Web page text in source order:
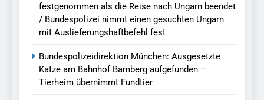
festgenommen als die Reise nach Ungarn beendet
/ Bundespolizei nimmt einen gesuchten Ungarn
mit Auslieferungshaftbefehl fest
Bundespolizeidirektion München: Ausgesetzte
Katze am Bahnhof Bamberg aufgefunden –
Tierheim übernimmt Fundtier